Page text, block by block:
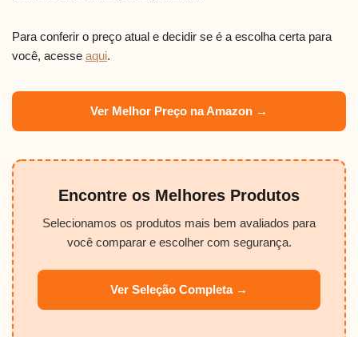
Para conferir o preço atual e decidir se é a escolha certa para
você, acesse aqui.
Ver Melhor Preço na Amazon →
Encontre os Melhores Produtos
Selecionamos os produtos mais bem avaliados para
você comparar e escolher com segurança.
Ver Seleção Completa →